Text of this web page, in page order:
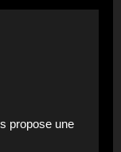
propose une